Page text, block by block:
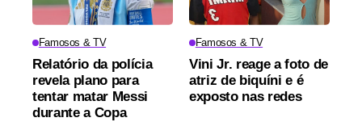
Famosos & TV
Relatório da polícia
revela plano para
tentar matar Messi
durante a Copa
Famosos & TV
Vini Jr. reage a foto de
atriz de biquíni e é
exposto nas redes